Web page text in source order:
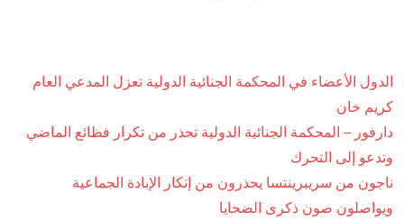
الدول الأعضاء في المحكمة الجنائية الدولية تعزل المدعي العام
كريم خان
دارفور – المحكمة الجنائية الدولية تحذر من تكرار فظائع الماضي
وتدعو إلى التحرك
ناجون من سريبرينتسا يحذرون من إنكار الإبادة الجماعية
ويواصلون صون ذكرى الضحايا